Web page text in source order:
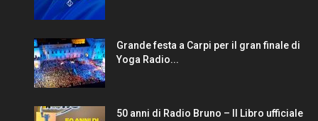
Grande festa a Carpi per il gran finale di
Yoga Radio...
50 anni di Radio Bruno – Il Libro ufficiale